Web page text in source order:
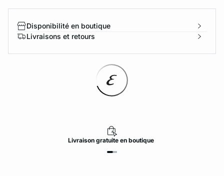
Disponibilité en boutique
Livraisons et retours
Livraisongratuiteen boutique